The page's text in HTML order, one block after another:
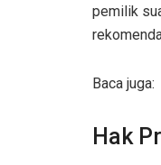
pemilik
Baca juga:
Hak